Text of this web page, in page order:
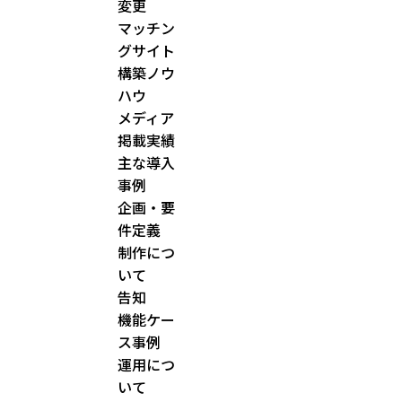
変更
マッチン
グサイト
構築ノウ
ハウ
メディア
掲載実績
主な導入
事例
企画・要
件定義
制作につ
いて
告知
機能ケー
ス事例
運用につ
いて